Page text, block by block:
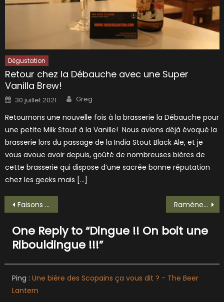
Dégustation
Retour chez la Débauche avec une Super
Vanilla Brew!
Posted
on
30 juillet 2021 Author
Greg
Retournons une nouvelle fois à la brasserie la Débauche pour
une petite Milk Stout à la Vanille! Nous avions déjà évoqué la
brasserie lors du passage de la India Stout Black Ale, et je
vous avoue avoir depuis, goûté de nombreuses bières de
cette brasserie qui dispose d’une sacrée bonne réputation
chez les geeks mais […]
Navigation
de
l’article
Faisons une folie avec une Grain de Folie de Fleurac ! Ramènes ta fraise et prends une Chapeau Fraise !
One Reply to “Dingue !! On boit une
Ribouldingue !!!”
Ping : Une bière des Scopains ça vous dit ? - The Beer
Lantern